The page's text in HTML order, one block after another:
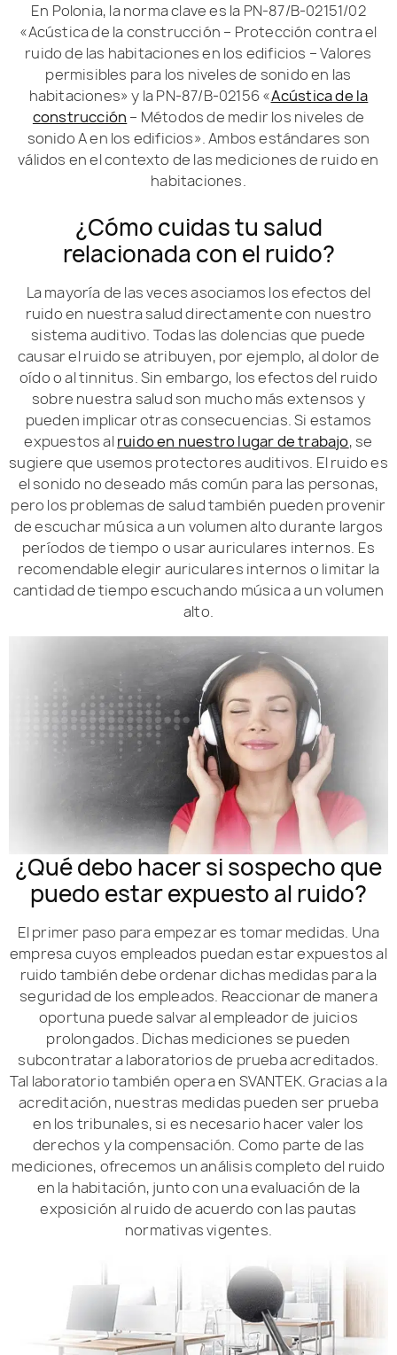
En Polonia, la norma clave es la PN-87/B-02151/02
«Acústica de la construcción – Protección contra el
ruido de las habitaciones en los edificios – Valores
permisibles para los niveles de sonido en las
habitaciones» y la PN-87/B-02156 «Acústica de la
construcción – Métodos de medir los niveles de
sonido A en los edificios». Ambos estándares son
válidos en el contexto de las mediciones de ruido en
habitaciones.
¿Cómo cuidas tu salud
relacionada con el ruido?
La mayoría de las veces asociamos los efectos del
ruido en nuestra salud directamente con nuestro
sistema auditivo. Todas las dolencias que puede
causar el ruido se atribuyen, por ejemplo, al dolor de
oído o al tinnitus. Sin embargo, los efectos del ruido
sobre nuestra salud son mucho más extensos y
pueden implicar otras consecuencias. Si estamos
expuestos alruido en nuestro lugar de trabajo, se
sugiere que usemos protectores auditivos. El ruido es
el sonido no deseado más común para las personas,
pero los problemas de salud también pueden provenir
de escuchar música a un volumen alto durante largos
períodos de tiempo o usar auriculares internos. Es
recomendable elegir auriculares internos o limitar la
cantidad de tiempo escuchando música a un volumen
alto.
¿Qué debo hacer si sospecho que
puedo estar expuesto al ruido?
El primer paso para empezar es tomar medidas. Una
empresa cuyos empleados puedan estar expuestos al
ruido también debe ordenar dichas medidas para la
seguridad de los empleados. Reaccionar de manera
oportuna puede salvar al empleador de juicios
prolongados. Dichas mediciones se pueden
subcontratar a laboratorios de prueba acreditados.
Tal laboratorio también opera en SVANTEK. Gracias a la
acreditación, nuestras medidas pueden ser prueba
en los tribunales, si es necesario hacer valer los
derechos y la compensación. Como parte de las
mediciones, ofrecemos un análisis completo del ruido
en la habitación, junto con una evaluación de la
exposición al ruido de acuerdo con las pautas
normativas vigentes.